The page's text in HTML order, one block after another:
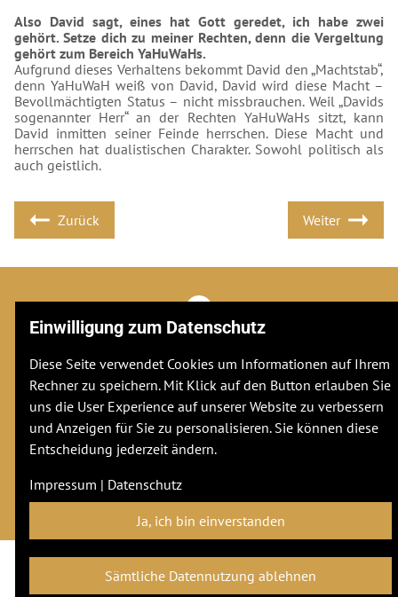
Also David sagt, eines hat Gott geredet, ich habe zwei
gehört. Setze dich zu meiner Rechten, denn die Vergeltung
gehört zum Bereich YaHuWaHs.
Aufgrund dieses Verhaltens bekommt David den „Machtstab“,
denn YaHuWaH weiß von David, David wird diese Macht –
Bevollmächtigten Status – nicht missbrauchen. Weil „Davids
sogenannter Herr“ an der Rechten YaHuWaHs sitzt, kann
David inmitten seiner Feinde herrschen. Diese Macht und
herrschen hat dualistischen Charakter. Sowohl politisch als
auch geistlich.
Zurück Weiter
Stuttgarter Str. 106
70736 Fellbach
Kontakt
hw@horizont.world
Impressum|Datenschutz
Einwilligung zum Datenschutz
Diese Seite verwendet Cookies um Informationen auf Ihrem
Rechner zu speichern. Mit Klick auf den Button erlauben Sie
uns die User Experience auf unserer Website zu verbessern
und Anzeigen für Sie zu personalisieren. Sie können diese
Entscheidung jederzeit ändern.
Impressum | Datenschutz
Ja, ich bin einverstanden
Sämtliche Datennutzung ablehnen